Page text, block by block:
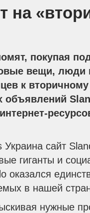
на
покупая
вещи, люди
к
объявлений
сайт
гиганты и
оказался
в нашей
нужные